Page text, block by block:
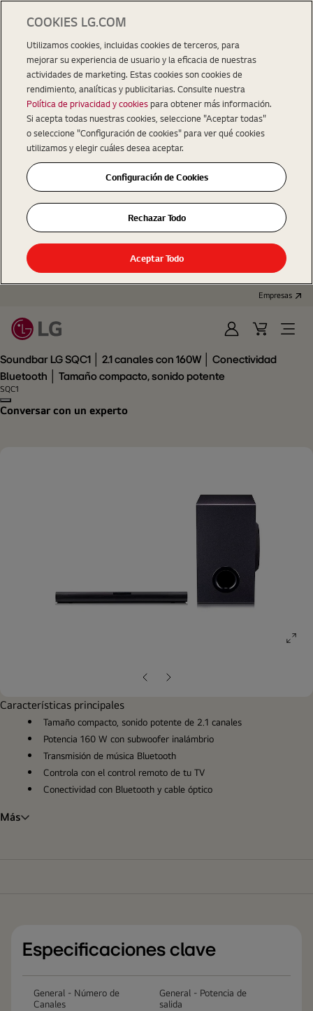
Empresas
Iniciar
Sesión
Cart
Open
Soundbar LG SQC1 │ 2.1 canales con 160W │ Conectividad
Bluetooth │ Tamaño compacto, sonido potente
SQC1
Copy model name
Conversar con un experto
Diapositiva
Siguiente
Características principales
Tamaño compacto, sonido potente de 2.1 canales
Potencia 160 W con subwoofer inalámbrio
Transmisión de música Bluetooth
Controla con el control remoto de tu TV
Conectividad con Bluetooth y cable óptico
Más
Especificaciones clave
General - Número de
Canales
General - Potencia de
salida
COOKIES LG.COM
Utilizamos cookies, incluidas cookies de terceros, para
mejorar su experiencia de usuario y la eficacia de nuestras
actividades de marketing. Estas cookies son cookies de
rendimiento, analíticas y publicitarias. Consulte nuestra
Política de privacidad y cookiespara obtener más información.
Si acepta todas nuestras cookies, seleccione "Aceptar todas"
o seleccione "Configuración de cookies" para ver qué cookies
utilizamos y elegir cuáles desea aceptar.
Configuración de Cookies
Rechazar Todo
Aceptar Todo